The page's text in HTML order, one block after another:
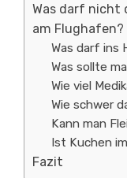
Was darf nicht
am Flughafen?
Was darf ins
Was sollte
Wie viel
Wie schwer
Kann man
Ist Kuchen
Fazit